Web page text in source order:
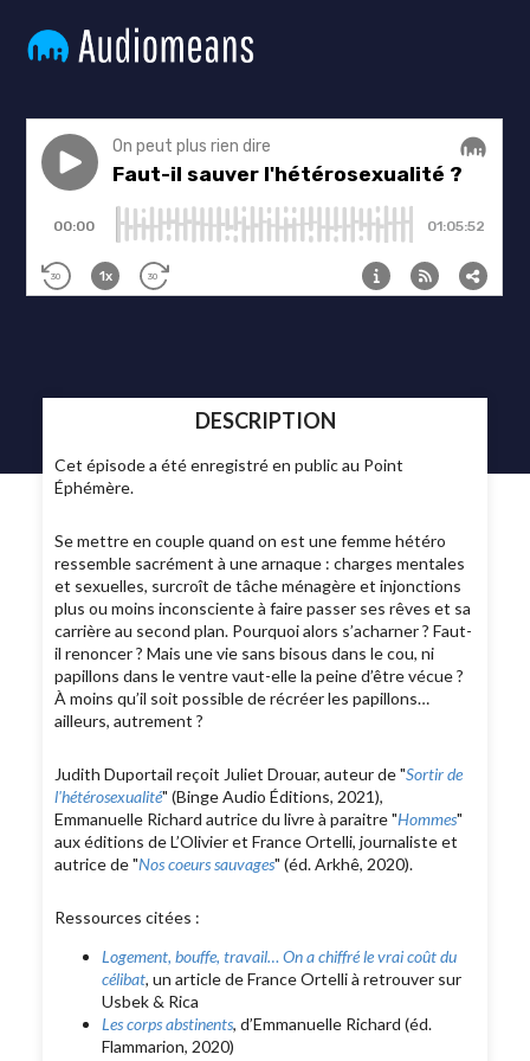
DESCRIPTION
Cet épisode a été enregistré en public au Point
Éphémère.
Se mettre en couple quand on est une femme hétéro
ressemble sacrément à une arnaque : charges mentales
et sexuelles, surcroît de tâche ménagère et injonctions
plus ou moins inconsciente à faire passer ses rêves et sa
carrière au second plan. Pourquoi alors s’acharner ? Faut-
il renoncer ? Mais une vie sans bisous dans le cou, ni
papillons dans le ventre vaut-elle la peine d’être vécue ?
À moins qu’il soit possible de récréer les papillons…
ailleurs, autrement ?
Judith Duportail reçoit Juliet Drouar, auteur de "Sortir de
l'hétérosexualité" (Binge Audio Éditions, 2021),
Emmanuelle Richard autrice du livre à paraitre "Hommes"
aux éditions de L’Olivier et France Ortelli, journaliste et
autrice de "Nos coeurs sauvages" (éd. Arkhê, 2020).
Ressources citées :
Logement, bouffe, travail… On a chiffré le vrai coût du
célibat, un article de France Ortelli à retrouver sur
Usbek & Rica
Les corps abstinents, d’Emmanuelle Richard (éd.
Flammarion, 2020)